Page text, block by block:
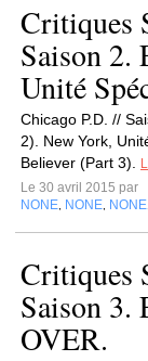
Critiques
Saison 2.
Unité
Chicago P.D. //
2). New York,
Believer (Part 3).
Le 30 avril 2015 par
NONE NONE NONE
Critiques
Saison 3.
OVER.